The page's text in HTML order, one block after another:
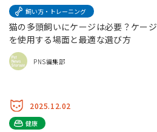
飼い方・トレーニング
猫の多頭飼いにケージは必要？ケージ
を使用する場面と最適な選び方
PNS編集部
2025.12.02
健康